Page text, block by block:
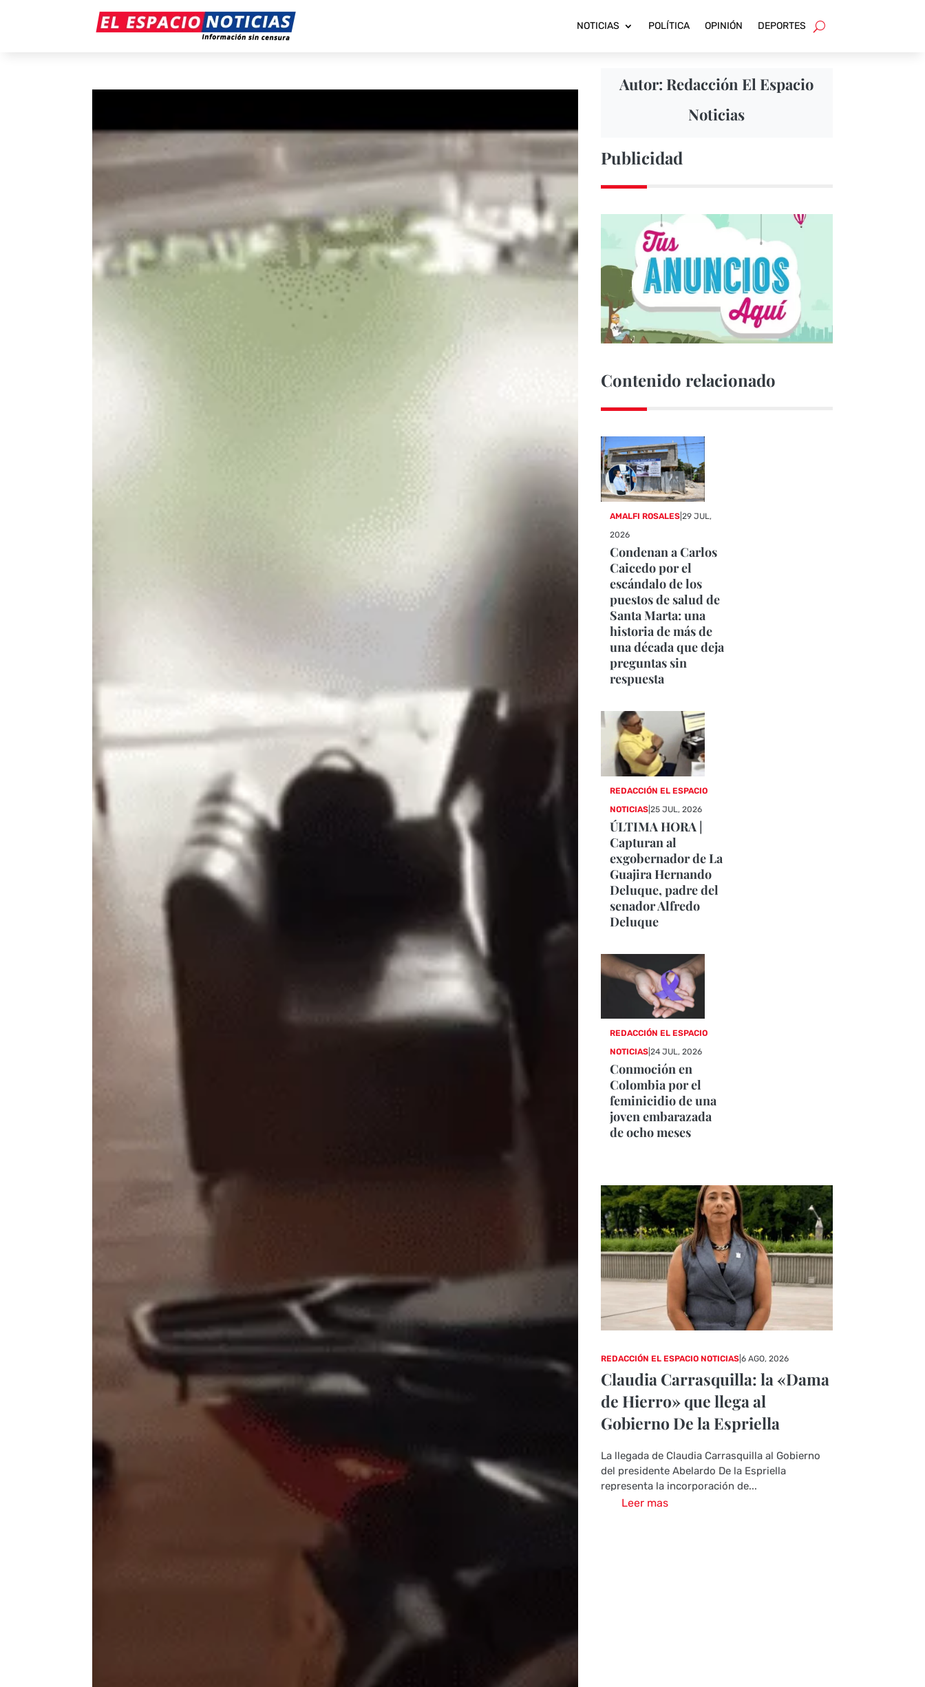
NOTICIAS POLÍTICA OPINIÓN DEPORTES
Autor: Redacción El Espacio
Noticias
Publicidad
Contenido relacionado
AMALFI ROSALES |29 JUL,
2026
Condenan a Carlos
Caicedo por el
escándalo de los
puestos de salud de
Santa Marta: una
historia de más de
una década que deja
preguntas sin
respuesta
REDACCIÓN EL ESPACIO
NOTICIAS |25 JUL, 2026
ÚLTIMA HORA |
Capturan al
exgobernador de La
Guajira Hernando
Deluque, padre del
senador Alfredo
Deluque
REDACCIÓN EL ESPACIO
NOTICIAS |24 JUL, 2026
Conmoción en
Colombia por el
feminicidio de una
joven embarazada
de ocho meses
REDACCIÓN EL ESPACIO NOTICIAS| 6 AGO, 2026
Claudia Carrasquilla: la «Dama
de Hierro» que llega al
Gobierno De la Espriella
La llegada de Claudia Carrasquilla al Gobierno
del presidente Abelardo De la Espriella
representa la incorporación de...
Leer mas